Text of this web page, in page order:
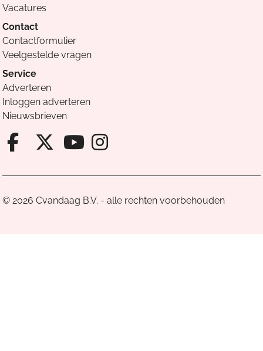
Vacatures
Contact
Contactformulier
Veelgestelde vragen
Service
Adverteren
Inloggen adverteren
Nieuwsbrieven
Facebook van Cvandaag
X van Cvandaag
Instagram van
© 2026 Cvandaag B.V. - alle rechten voorbehouden